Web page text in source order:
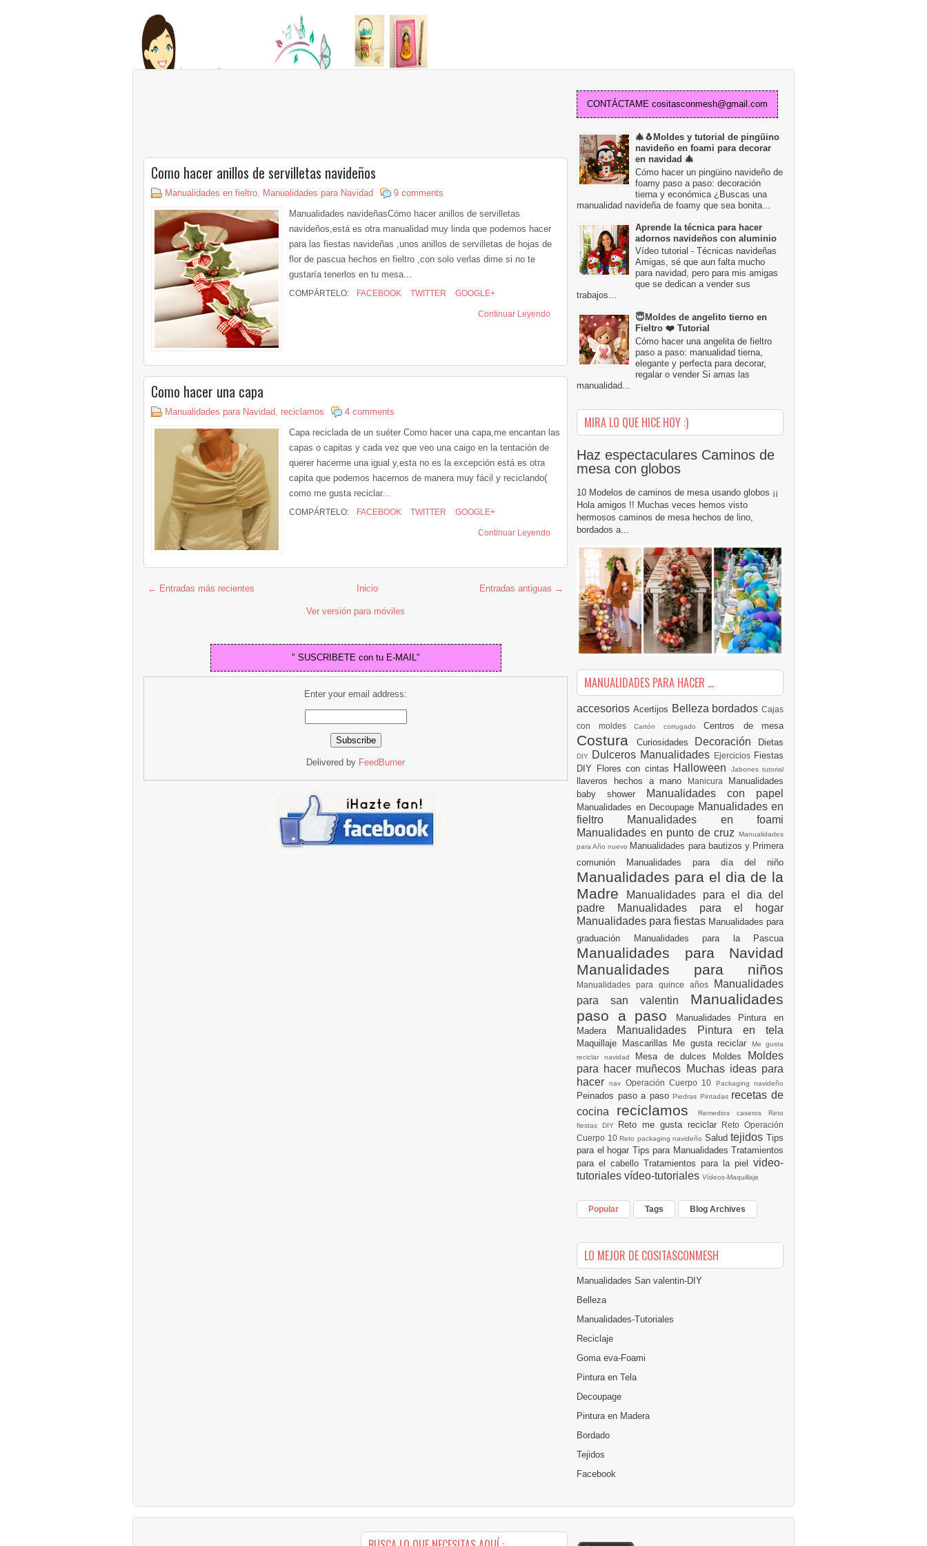
Como hacer anillos de servilletas navideños
Manualidades en fieltro, Manualidades para Navidad
9 comments
Manualidades navideñasCómo hacer anillos de servilletas
navideños,está es otra manualidad muy linda que podemos hacer
para las fiestas navideñas ,unos anillos de servilletas de hojas de
flor de pascua hechos en fieltro ,con solo verlas dime si no te
gustaría tenerlos en tu mesa...
COMPÁRTELO: FACEBOOK TWITTER GOOGLE+
Continuar Leyendo
Como hacer una capa
Manualidades para Navidad, reciclamos
4 comments
Capa reciclada de un suéter Como hacer una capa,me encantan las
capas o capitas y cada vez que veo una caigo en la tentación de
querer hacerme una igual y,esta no es la excepción está es otra
capita que podemos hacernos de manera muy fácil y reciclando(
como me gusta reciclar...
COMPÁRTELO: FACEBOOK TWITTER GOOGLE+
Continuar Leyendo
← Entradas más recientes Entradas antiguas →
Inicio
Ver versión para móviles
" SUSCRIBETE con tu E-MAIL"
Enter your email address:
Delivered by FeedBurner
CONTÁCTAME cositasconmesh@gmail.com
🎄🐧Moldes y tutorial de pingüino
navideño en foami para decorar
en navidad 🎄
Cómo hacer un pingüino navideño de
foamy paso a paso: decoración
tierna y económica ¿Buscas una
manualidad navideña de foamy que sea bonita...
Aprende la técnica para hacer
adornos navideños con aluminio
Vídeo tutorial - Técnicas navideñas
Amigas, sé que aun falta mucho
para navidad, pero para mis amigas
que se dedican a vender sus
trabajos...
😇Moldes de angelito tierno en
Fieltro ❤️ Tutorial
Cómo hacer una angelita de fieltro
paso a paso: manualidad tierna,
elegante y perfecta para decorar,
regalar o vender Si amas las
manualidad...
MIRA LO QUE HICE HOY :)
Haz espectaculares Caminos de
mesa con globos
10 Modelos de caminos de mesa usando globos ¡¡
Hola amigos !! Muchas veces hemos visto
hermosos caminos de mesa hechos de lino,
bordados a...
MANUALIDADES PARA HACER ...
accesorios Acertijos Belleza bordados Cajas
con moldes Cartón corrugado Centros de mesa
Costura Curiosidades Decoración Dietas
DIY Dulceros Manualidades Ejercicios Fiestas
DIY Flores con cintas Halloween Jabones tutorial
llaveros hechos a mano Manicura Manualidades
baby shower
Manualidades con papel
Manualidades en Decoupage Manualidades en
fieltro Manualidades en foami
Manualidades en punto de cruz
Manualidades
para Año nuevo Manualidades para bautizos y Primera
comunión Manualidades para día del niño
Manualidades para el dia de la
Madre
Manualidades para el dia del
padre
Manualidades para el hogar
Manualidades para fiestas Manualidades para
graduación Manualidades para la Pascua
Manualidades para Navidad
Manualidades para niños
Manualidades para quince años
Manualidades
para san valentin Manualidades
paso a paso
Manualidades Pintura en
Madera
Manualidades Pintura en tela
Maquillaje Mascarillas Me gusta reciclar
Me gusta
reciclar navidad Mesa de dulces Moldes
Moldes
para hacer muñecos Muchas ideas para
hacernav Operación Cuerpo 10 Packaging navideño
Peinados paso a pasoPiedras Pintadas recetas de
cocina reciclamos Remedios caseros Reto
fiestas DIY Reto me gusta reciclar
Reto Operación
Cuerpo 10Reto packaging navideño SaludtejidosTips
para el hogar Tips para Manualidades Tratamientos
para el cabello Tratamientos para la piel video-
tutoriales vídeo-tutoriales Vídeos-Maquillaje
Popular Tags Blog Archives
LO MEJOR DE COSITASCONMESH
Manualidades San valentin-DIY
Belleza
Manualidades-Tutoriales
Reciclaje
Goma eva-Foami
Pintura en Tela
Decoupage
Pintura en Madera
Bordado
Tejidos
Facebook